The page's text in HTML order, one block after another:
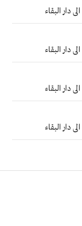
دار البقاء
دار البقاء
دار البقاء
دار البقاء